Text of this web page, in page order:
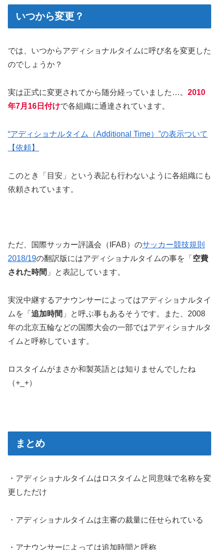
いつから変更？
では、いつからアディショナルタイムに呼び名を変更した
のでしょうか？
実は正式に変更されてから随分経っていました…。 2010
年7月16日付けで各組織に通達されています。
“アディショナルタイム（Additional Time）”の表示ついて
【依頼】
このとき「目安」という表記も行わないように各組織にも
依頼されています。
ただ、国際サッカー評議会（IFAB）のサッカー競技規則
2018/19の翻訳版にはアディショナルタイムの事を「 空費
された時間 」と表記しています。
実況中継するアナウンサーによってはアディショナルタイ
ムを「 追加時間 」と呼ぶ事もあるそうです。また、2008
年の北京五輪などの国際大会の一部ではアディショナルタ
イムと呼称しています。
ロスタイムがまさか和製英語とは知りませんでしたね
（+_+）
まとめ
・アディショナルタイムはロスタイムと同意味で名称を変
更しただけ
・アディショナルタイムは主審の裁量に任せられている
・アナウンサーによっては追加時間と呼称